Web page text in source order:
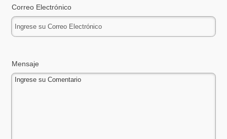
Correo Electrónico
Mensaje